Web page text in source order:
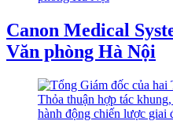
Canon Medical
Văn phòng Hà Nội